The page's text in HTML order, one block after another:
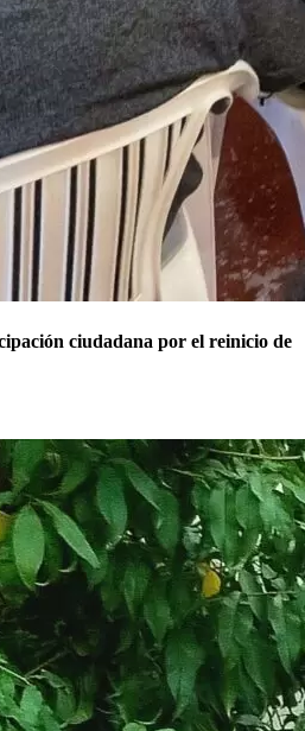
ciudadana por el reinicio de